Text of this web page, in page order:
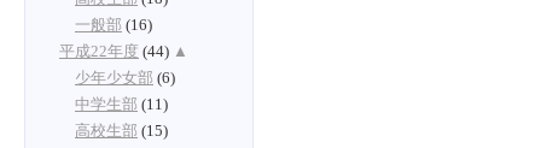
一般部 (16)
平成22年度 (44) ▲
少年少女部 (6)
中学生部 (11)
高校生部 (15)